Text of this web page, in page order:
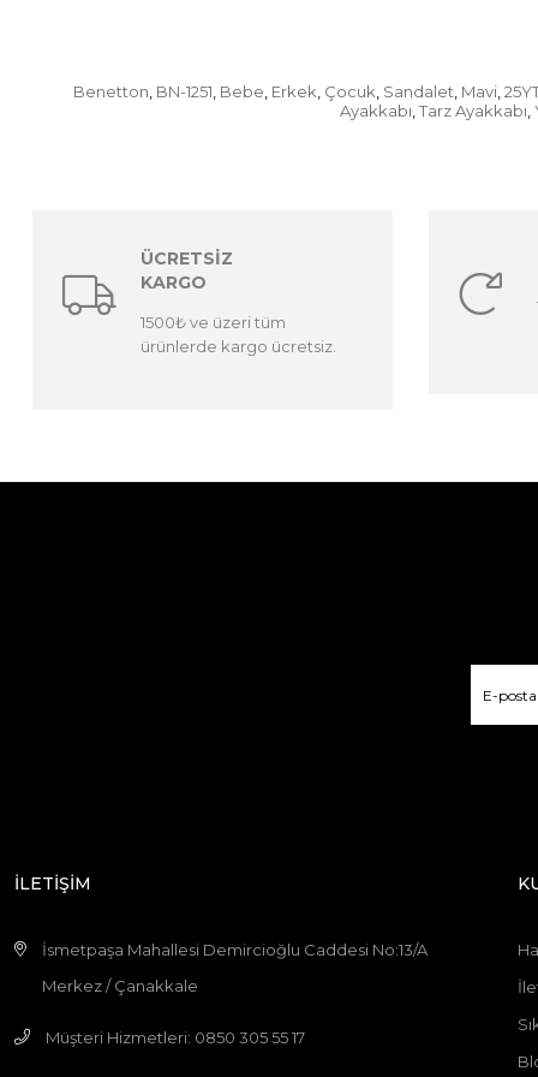
Benetton, BN-1251, Bebe, Erkek, Çocuk, Sandalet, Mavi,
Ayakkabı, Tarz Ayakkabı,
ÜCRETSİZ
KARGO
1500₺ ve üzeri tüm
ürünlerde kargo ücretsiz.
İLETİŞİM
İsmetpaşa Mahallesi Demircioğlu Caddesi No:13/A
Merkez / Çanakkale
Müşteri Hizmetleri: 0850 305 55 17